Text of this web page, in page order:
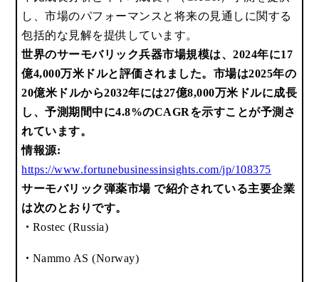
し、市場のパフォーマンスと将来の見通しに関する
包括的な見解を提供しています。
世界のサーモバリック兵器市場規模は、2024年に17
億4,000万米ドルと評価されました。市場は2025年の
20億米ドルから2032年には27億8,000万米ドルに成長
し、予測期間中に4.8%のCAGRを示すことが予測さ
れています。
情報源:
https://www.fortunebusinessinsights.com/jp/108375
サーモバリック弾薬市場 で紹介されている主要企業
は次のとおりです。
Rostec (Russia)
Nammo AS (Norway)